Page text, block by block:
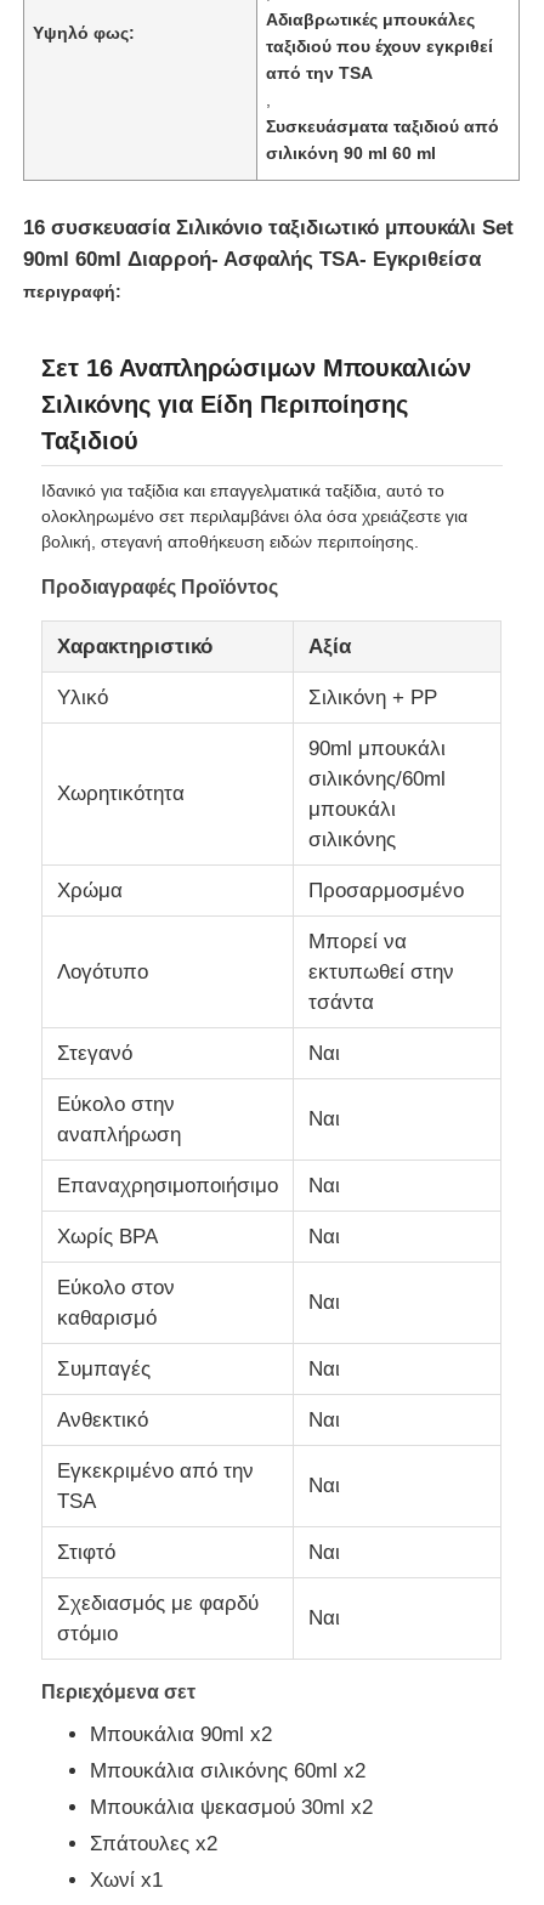
Βίντεο
Επισκέψεις στο εργοστάσιο
Έλεγχος Ποιότητας
Επικοινωνήστε μαζί μας
Ειδήσεις
Υποθέσεις
Σετ Σιλικονούχων Μπουκαλιών Ταξιδιού
δοχείο σιλικόνης ταξιδίου
Σιλικονούχο Αναδιπλούμενο Παγούρι
Σιλικόνιο αναδιπλούμενο φλιτζάνι
Προϊόντα κουζίνας από σιλικόνη
Προϊόντα από καουτσούκ σιλικόνης
Υψηλό φως:
Αδιαβρωτικές μπουκάλες
ταξιδιού που έχουν εγκριθεί
από την TSA
Συσκευάσματα ταξιδιού από
σιλικόνη 90 ml 60 ml
16 συσκευασία Σιλικόνιο ταξιδιωτικό μπουκάλι Set
90ml 60ml Διαρροή- Ασφαλής TSA- Εγκριθείσα
περιγραφή:
Σετ 16 Αναπληρώσιμων Μπουκαλιών
Σιλικόνης για Είδη Περιποίησης
Ταξιδιού
Ιδανικό για ταξίδια και επαγγελματικά ταξίδια, αυτό το
ολοκληρωμένο σετ περιλαμβάνει όλα όσα χρειάζεστε για
βολική, στεγανή αποθήκευση ειδών περιποίησης.
Προδιαγραφές Προϊόντος
Χαρακτηριστικό Αξία
Υλικό Σιλικόνη + PP
Χωρητικότητα
90ml μπουκάλι
σιλικόνης/60ml
μπουκάλι
σιλικόνης
Χρώμα Προσαρμοσμένο
Λογότυπο
Μπορεί να
εκτυπωθεί στην
τσάντα
Στεγανό Ναι
Εύκολο στην
αναπλήρωση
Ναι
Επαναχρησιμοποιήσιμο Ναι
Χωρίς BPA Ναι
Εύκολο στον
καθαρισμό
Ναι
Συμπαγές Ναι
Ανθεκτικό Ναι
Εγκεκριμένο από την
TSA
Ναι
Στιφτό Ναι
Σχεδιασμός με φαρδύ
στόμιο
Ναι
Περιεχόμενα σετ
Μπουκάλια 90ml x2
Μπουκάλια σιλικόνης 60ml x2
Μπουκάλια ψεκασμού 30ml x2
Σπάτουλες x2
Χωνί x1